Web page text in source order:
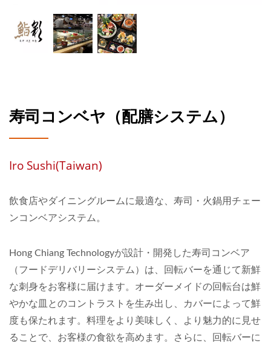
寿司コンベヤ（配膳システム）
Iro Sushi(Taiwan)
飲食店やダイニングルームに最適な、寿司・火鍋用チェー
ンコンベアシステム。
Hong Chiang Technologyが設計・開発した寿司コンベア
（フードデリバリーシステム）は、回転バーを通じて新鮮
な刺身をお客様に届けます。オーダーメイドの回転台は鮮
やかな皿とのコントラストを生み出し、カバーによって鮮
度も保たれます。料理をより美味しく、より魅力的に見せ
ることで、お客様の食欲を高めます。さらに、回転バーに